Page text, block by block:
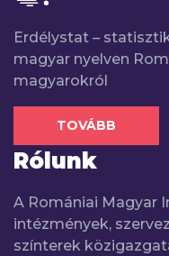
Erdélystat –
magyar nyelven
magyarokról
TOVÁBB
Rólunk
A Romániai Magyar
intézmények,
színterek